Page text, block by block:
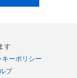
す
キーポリシー
プ